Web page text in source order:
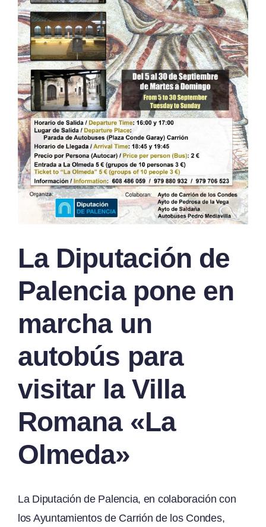
La Diputación de
Palencia pone en
marcha un
autobús para
visitar la Villa
Romana «La
Olmeda»
La Diputación de Palencia, en colaboración con
los Ayuntamientos de Carrión de los Condes,